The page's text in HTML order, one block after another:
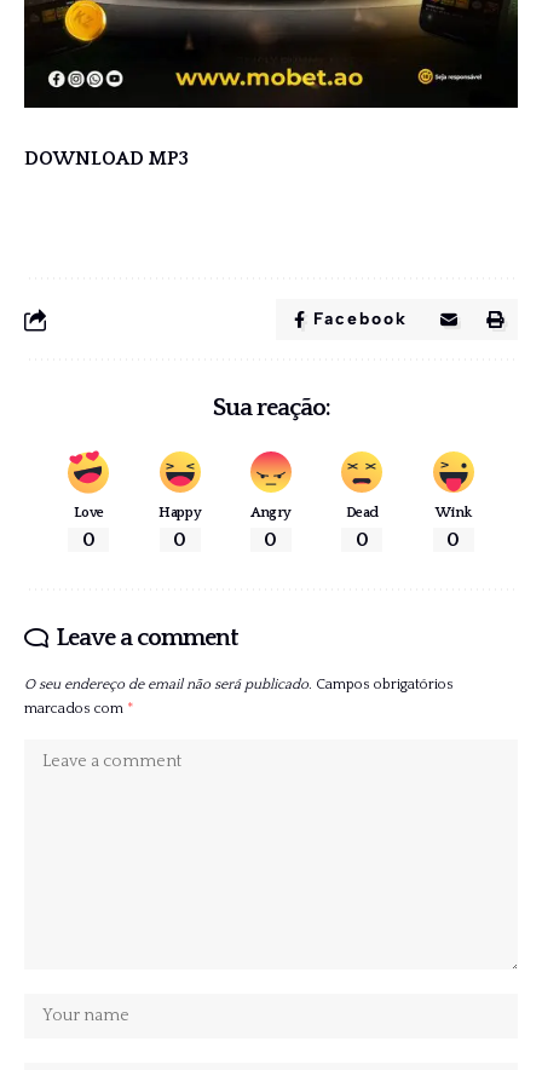
DOWNLOAD MP3
Facebook
Sua reação:
Love
0
Happy
0
Angry
0
Dead
0
Wink
0
Leave a comment
O seu endereço de email não será publicado. Campos obrigatórios
marcados com *